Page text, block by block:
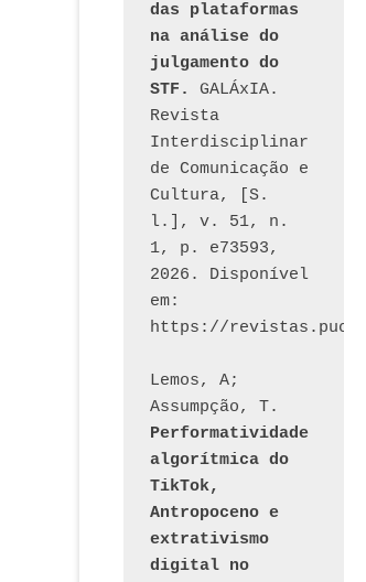
das plataformas
na análise do
julgamento do
STF.
GALÁxIA.
Revista
Interdisciplinar
de Comunicação e
Cultura, [S.
l.], v. 51, n.
1, p. e73593,
2026. Disponível
em:
Lemos, A;
Performatividade
algorítmica do
TikTok,
Antropoceno e
extrativismo
digital no